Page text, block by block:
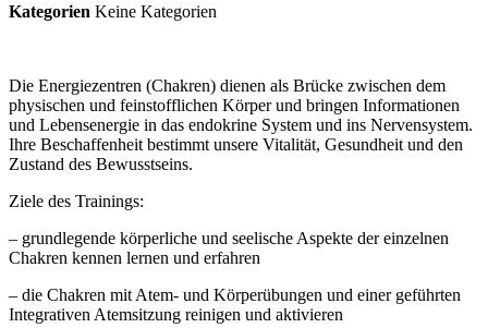
Kategorien Keine Kategorien
Die Energiezentren (Chakren) dienen als Brücke zwischen dem
physischen und feinstofflichen Körper und bringen Informationen
und Lebensenergie in das endokrine System und ins Nervensystem.
Ihre Beschaffenheit bestimmt unsere Vitalität, Gesundheit und den
Zustand des Bewusstseins.
Ziele des Trainings:
– grundlegende körperliche und seelische Aspekte der einzelnen
Chakren kennen lernen und erfahren
– die Chakren mit Atem- und Körperübungen und einer geführten
Integrativen Atemsitzung reinigen und aktivieren